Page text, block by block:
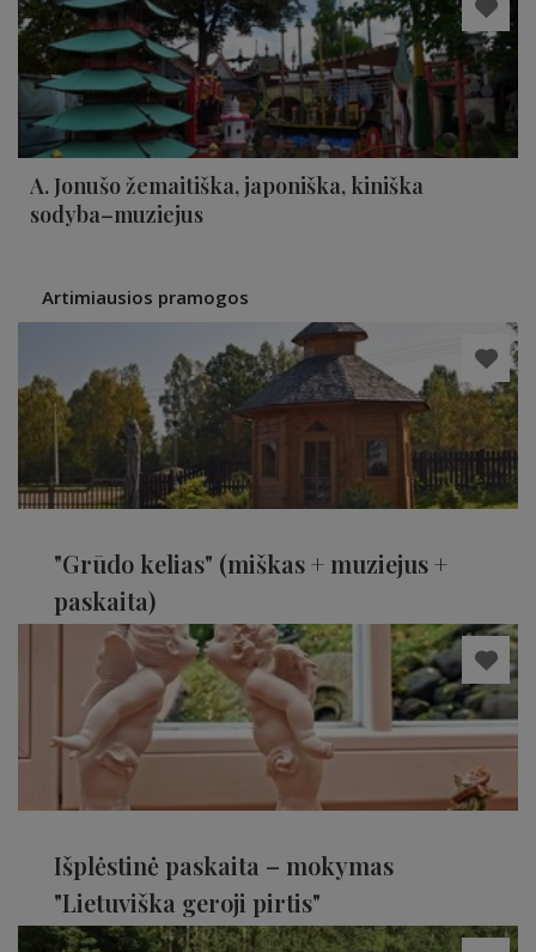
A. Jonušo žemaitiška, japoniška, kiniška
sodyba–muziejus
Artimiausios pramogos
"Grūdo kelias" (miškas + muziejus +
paskaita)
Telšių rajonas
Išplėstinė paskaita – mokymas
"Lietuviška geroji pirtis"
Telšių rajonas